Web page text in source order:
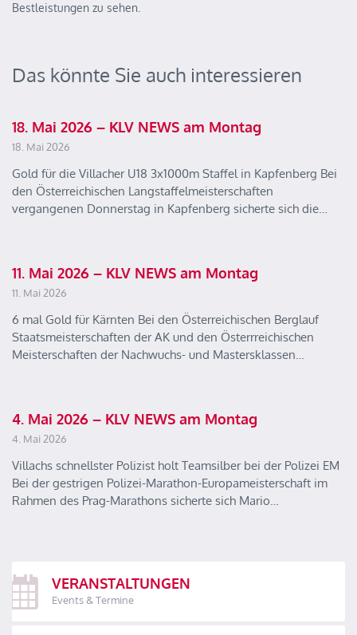
Bestleistungen zu sehen.
Das könnte Sie auch interessieren
18. Mai 2026 – KLV NEWS am Montag
18. Mai 2026
Gold für die Villacher U18 3x1000m Staffel in Kapfenberg Bei
den Österreichischen Langstaffelmeisterschaften
vergangenen Donnerstag in Kapfenberg sicherte sich die…
11. Mai 2026 – KLV NEWS am Montag
11. Mai 2026
6 mal Gold für Kärnten Bei den Österreichischen Berglauf
Staatsmeisterschaften der AK und den Österrreichischen
Meisterschaften der Nachwuchs- und Mastersklassen…
4. Mai 2026 – KLV NEWS am Montag
4. Mai 2026
Villachs schnellster Polizist holt Teamsilber bei der Polizei EM
Bei der gestrigen Polizei-Marathon-Europameisterschaft im
Rahmen des Prag-Marathons sicherte sich Mario…
VERANSTALTUNGEN
Events & Termine